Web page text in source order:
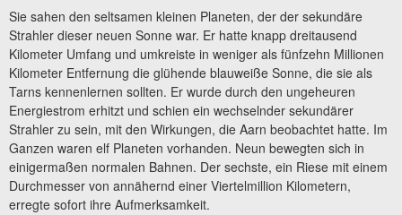
Sie sahen den seltsamen kleinen Planeten, der der sekundäre
Strahler dieser neuen Sonne war. Er hatte knapp dreitausend
Kilometer Umfang und umkreiste in weniger als fünfzehn Millionen
Kilometer Entfernung die glühende blauweiße Sonne, die sie als
Tarns kennenlernen sollten. Er wurde durch den ungeheuren
Energiestrom erhitzt und schien ein wechselnder sekundärer
Strahler zu sein, mit den Wirkungen, die Aarn beobachtet hatte. Im
Ganzen waren elf Planeten vorhanden. Neun bewegten sich in
einigermaßen normalen Bahnen. Der sechste, ein Riese mit einem
Durchmesser von annähernd einer Viertelmillion Kilometern,
erregte sofort ihre Aufmerksamkeit.